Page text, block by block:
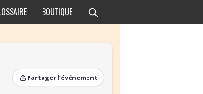
BOUTIQUE
Partager l’événement